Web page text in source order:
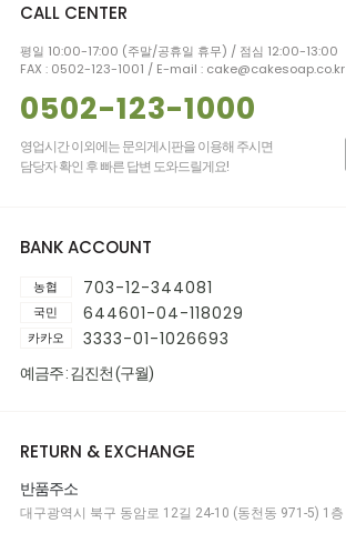
CALL CENTER
평일 10:00-17:00 (주말/공휴일 휴무) / 점심 12:00-13:00
FAX : 0502-123-1001 / E-mail : cake@cakesoap.co.kr
0502-123-1000
영업시간 이외에는 문의게시판을 이용해 주시면
담당자 확인 후 빠른 답변 도와드릴게요!
BANK ACCOUNT
농협 703-12-344081
국민 644601-04-118029
카카오 3333-01-1026693
예금주 : 김진천 (구월)
RETURN & EXCHANGE
반품주소
대구광역시 북구 동암로 12길 24-10 (동천동 971-5) 1층